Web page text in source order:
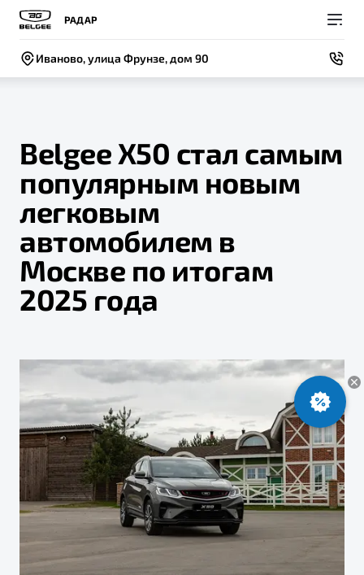
РАДАР
Иваново, улица Фрунзе, дом 90
Модели
Новый
X50+
Яркий кроссовер
от 2 219 990 ₽*
Обзор В наличии
S50
Покупателям
ВЫБОР И ПОКУПКА
Автомобили в наличии
Спецпредложения и Акции
Записаться на тест-драйв
Трейд-ин
Страхование
Расчет КАСКО
Владельцам
СЕРВИС
Записаться на сервис
Руководство по эксплуатации
Техническое обслуживание
Гарантия Belgee
Belgee Линк
Belgee Клуб
Belgee Плюс
Реферальная программа
Клиентская поддержка
О компании
СОБЫТИЯ
Новости
Контакты
О бренде
О дилерском центре
Правовая информация
Belgee X50 стал самым
популярным новым
легковым
автомобилем в
Москве по итогам
2025 года